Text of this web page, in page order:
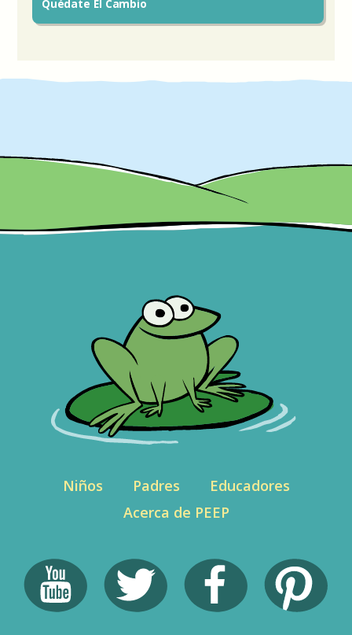
Quédate El Cambio
Niños Padres
Educadores
Acerca de PEEP